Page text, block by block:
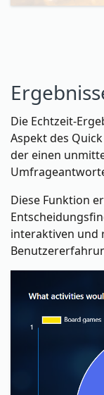
Die Echtzeit-
Aspekt des
der einen
Diese Funktion
interaktiven und